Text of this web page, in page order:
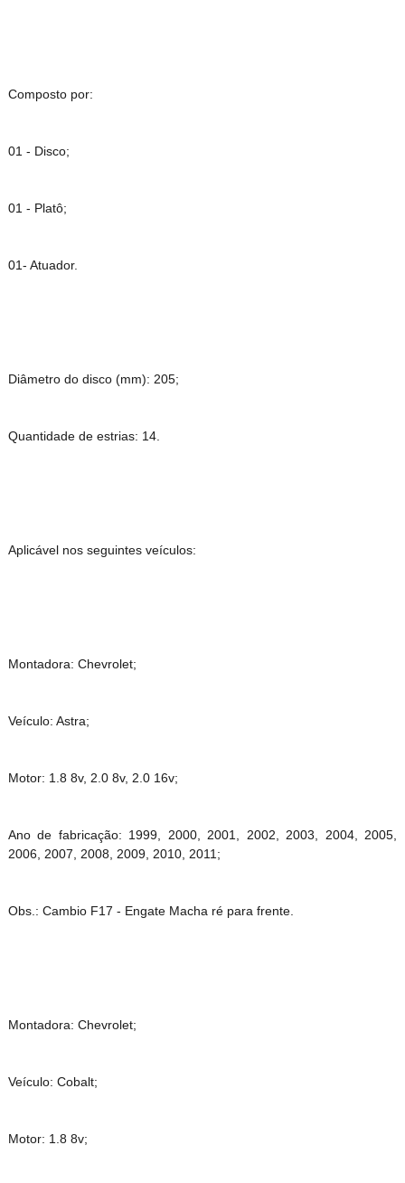
Composto por:
01 - Disco;
01 - Platô;
01- Atuador.
Diâmetro do disco (mm): 205;
Quantidade de estrias: 14.
Aplicável nos seguintes veículos:
Montadora: Chevrolet;
Veículo: Astra;
Motor: 1.8 8v, 2.0 8v, 2.0 16v;
Ano de fabricação: 1999, 2000, 2001, 2002, 2003, 2004, 2005,
2006, 2007, 2008, 2009, 2010, 2011;
Obs.: Cambio F17 - Engate Macha ré para frente.
Montadora: Chevrolet;
Veículo: Cobalt;
Motor: 1.8 8v;